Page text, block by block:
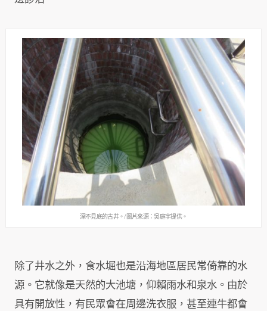
深不見底的古井。/圖片來源：吳庭宇提供。
除了井水之外，食水堀也是沿海地區居民常倚靠的水
源。它就像是天然的大池塘，仰賴雨水和泉水。由於
具有開放性，有民眾會在周邊洗衣服，甚至連牛都會